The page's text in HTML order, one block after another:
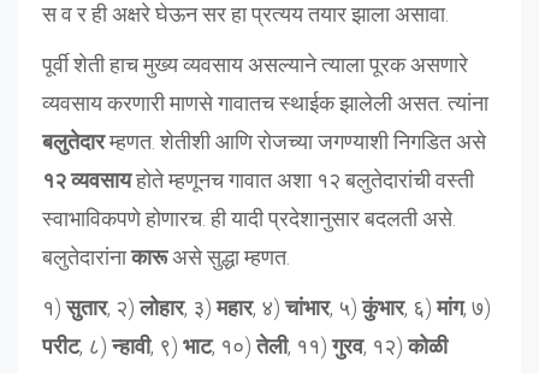
स व र ही अक्षरे घेऊन सर हा प्रत्यय तयार झाला असावा.
पूर्वी शेती हाच मुख्य व्यवसाय असल्याने त्याला पूरक असणारे
व्यवसाय करणारी माणसे गावातच स्थाईक झालेली असत. त्यांना
बलुतेदारम्हणत. शेतीशी आणि रोजच्या जगण्याशी निगडित असे
१२ व्यवसायहोते म्हणूनच गावात अशा १२ बलुतेदारांची वस्ती
स्वाभाविकपणे होणारच. ही यादी प्रदेशानुसार बदलती असे.
बलुतेदारांनाकारूअसे सुद्धा म्हणत.
१)सुतार, २)लोहार, ३)महार, ४)चांभार, ५)कुंभार, ६)मांग, ७)
परीट, ८)न्हावी, ९) भाट, १०)तेली, ११)गुरव, १२)कोळी